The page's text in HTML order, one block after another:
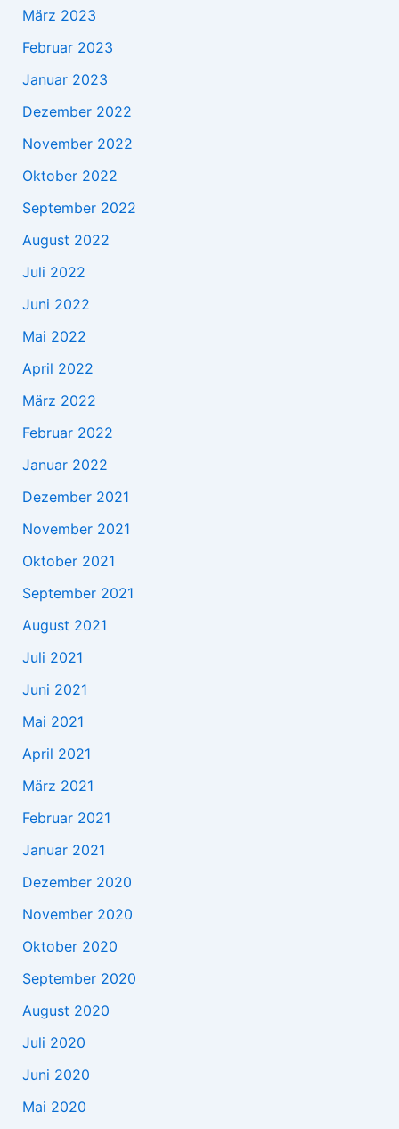
März 2023
Februar 2023
Januar 2023
Dezember 2022
November 2022
Oktober 2022
September 2022
August 2022
Juli 2022
Juni 2022
Mai 2022
April 2022
März 2022
Februar 2022
Januar 2022
Dezember 2021
November 2021
Oktober 2021
September 2021
August 2021
Juli 2021
Juni 2021
Mai 2021
April 2021
März 2021
Februar 2021
Januar 2021
Dezember 2020
November 2020
Oktober 2020
September 2020
August 2020
Juli 2020
Juni 2020
Mai 2020